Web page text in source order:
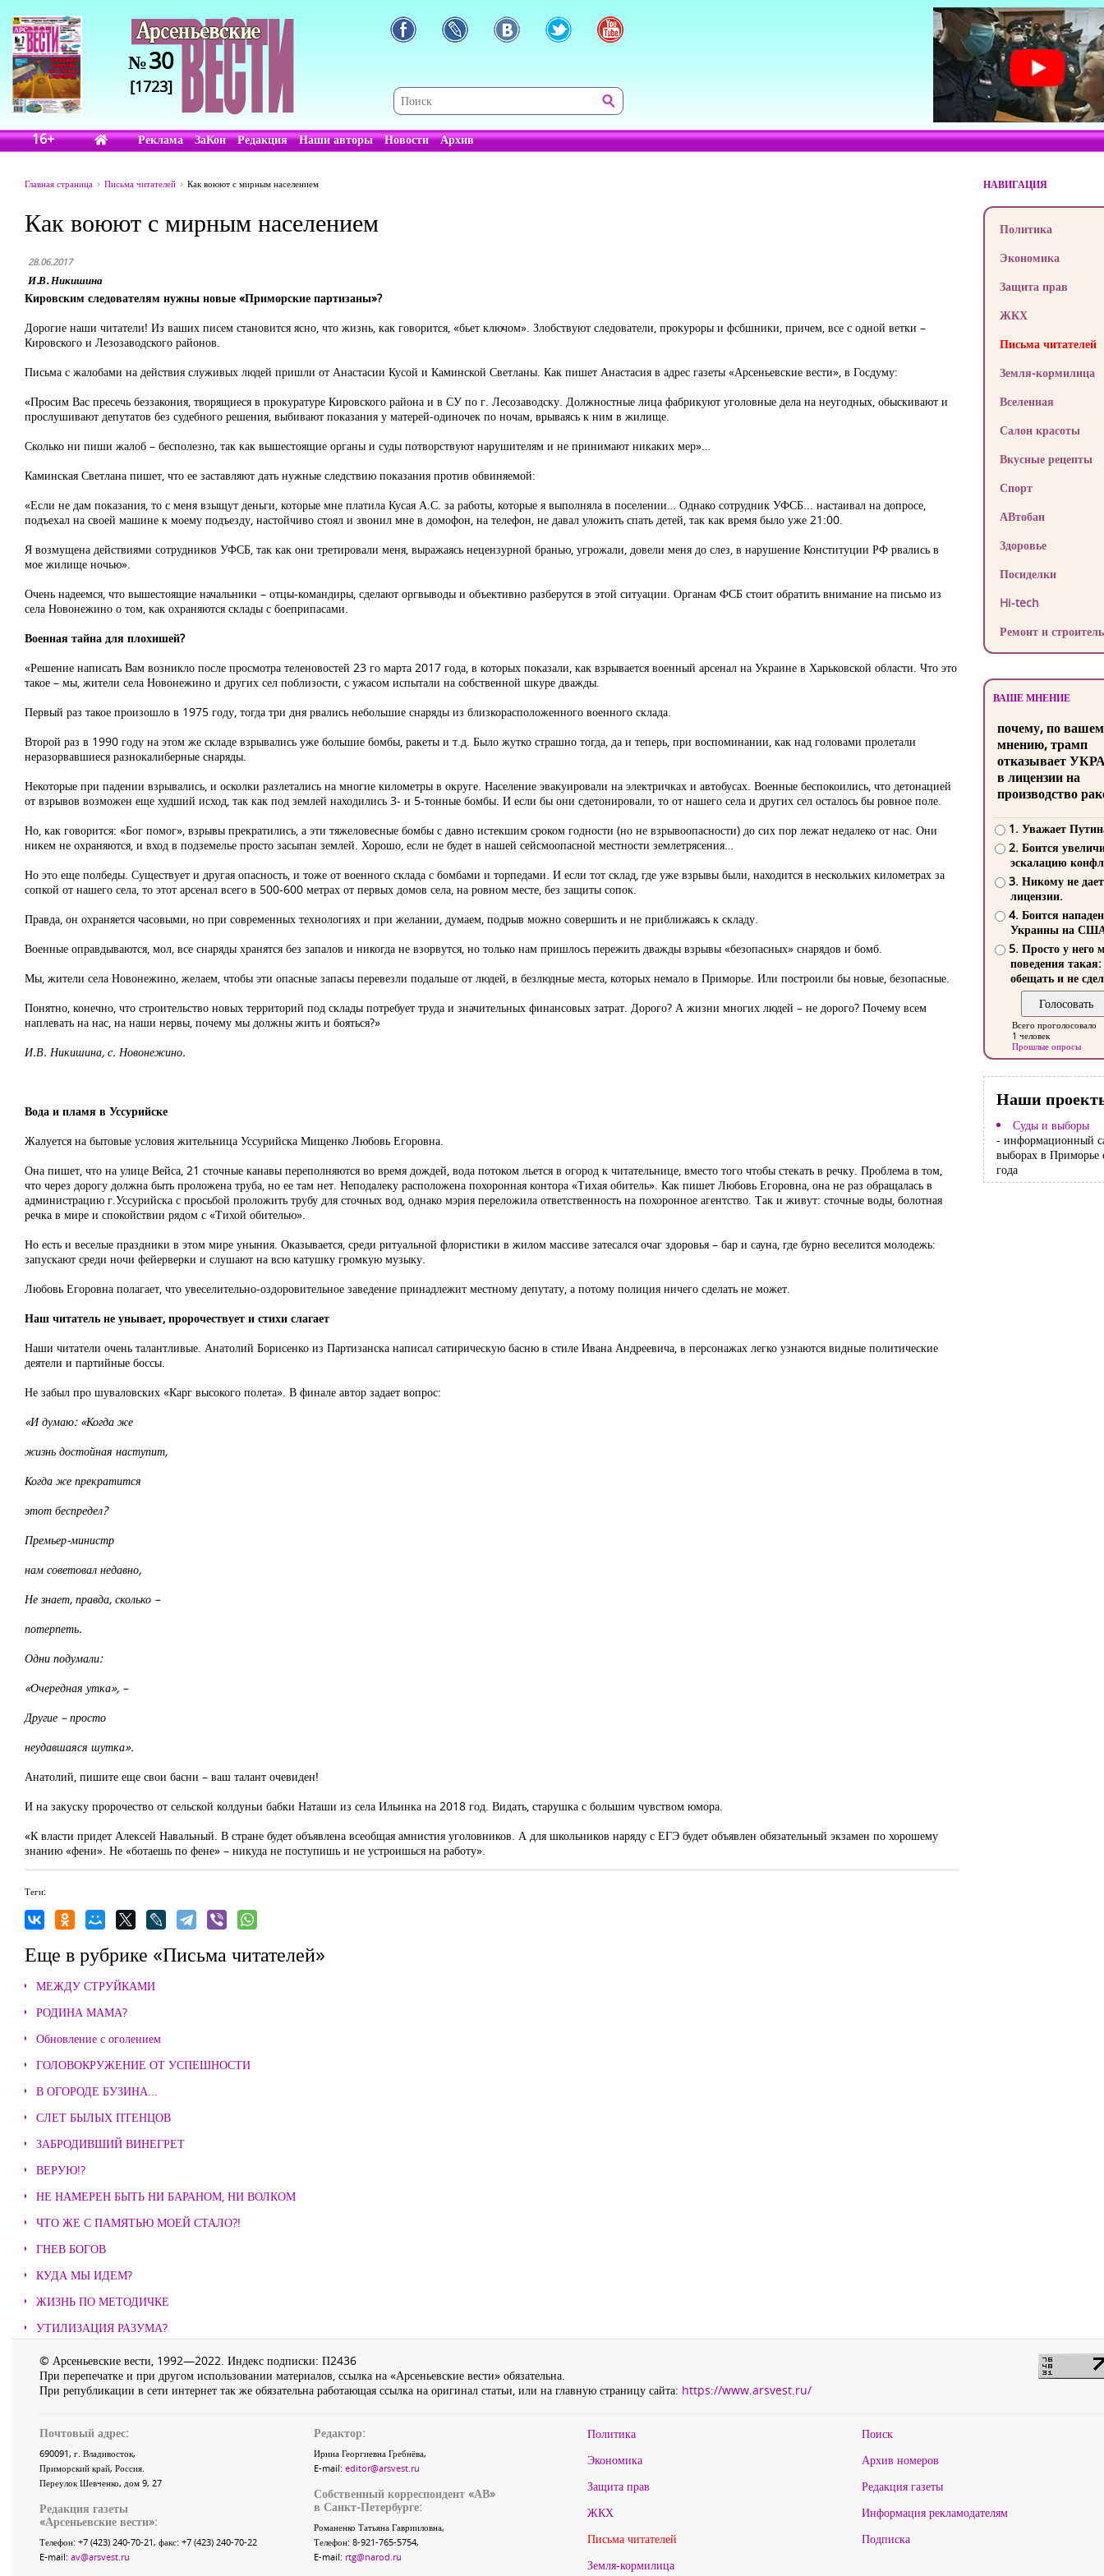
№30
[1723]
16+ Реклама ЗаКон Редакция Наши авторы Новости Архив
Главная страница Письма читателей Как воюют с мирным населением
Как воюют с мирным населением
28.06.2017
И.В. Никишина
Кировским следователям нужны новые «Приморские партизаны»?
Дорогие наши читатели! Из ваших писем становится ясно, что жизнь, как говорится, «бьет ключом». Злобствуют следователи, прокуроры и фсбшники, причем, все с одной ветки –
Кировского и Лезозаводского районов.
Письма с жалобами на действия служивых людей пришли от Анастасии Кусой и Каминской Светланы. Как пишет Анастасия в адрес газеты «Арсеньевские вести», в Госдуму:
«Просим Вас пресечь беззакония, творящиеся в прокуратуре Кировского района и в СУ по г. Лесозаводску. Должностные лица фабрикуют уголовные дела на неугодных, обыскивают и
прослушивают депутатов без судебного решения, выбивают показания у матерей-одиночек по ночам, врываясь к ним в жилище.
Сколько ни пиши жалоб – бесполезно, так как вышестоящие органы и суды потворствуют нарушителям и не принимают никаких мер»…
Каминская Светлана пишет, что ее заставляют дать нужные следствию показания против обвиняемой:
«Если не дам показания, то с меня взыщут деньги, которые мне платила Кусая А.С. за работы, которые я выполняла в поселении… Однако сотрудник УФСБ... настаивал на допросе,
подъехал на своей машине к моему подъезду, настойчиво стоял и звонил мне в домофон, на телефон, не давал уложить спать детей, так как время было уже 21:00.
Я возмущена действиями сотрудников УФСБ, так как они третировали меня, выражаясь нецензурной бранью, угрожали, довели меня до слез, в нарушение Конституции РФ рвались в
мое жилище ночью».
Очень надеемся, что вышестоящие начальники – отцы-командиры, сделают оргвыводы и объективно разберутся в этой ситуации. Органам ФСБ стоит обратить внимание на письмо из
села Новонежино о том, как охраняются склады с боеприпасами.
Военная тайна для плохишей?
«Решение написать Вам возникло после просмотра теленовостей 23 го марта 2017 года, в которых показали, как взрывается военный арсенал на Украине в Харьковской области. Что это
такое – мы, жители села Новонежино и других сел поблизости, с ужасом испытали на собственной шкуре дважды.
Первый раз такое произошло в 1975 году, тогда три дня рвались небольшие снаряды из близкорасположенного военного склада.
Второй раз в 1990 году на этом же складе взрывались уже большие бомбы, ракеты и т.д. Было жутко страшно тогда, да и теперь, при воспоминании, как над головами пролетали
неразорвавшиеся разнокалиберные снаряды.
Некоторые при падении взрывались, и осколки разлетались на многие километры в округе. Население эвакуировали на электричках и автобусах. Военные беспокоились, что детонацией
от взрывов возможен еще худший исход, так как под землей находились 3- и 5-тонные бомбы. И если бы они сдетонировали, то от нашего села и других сел осталось бы ровное поле.
Но, как говорится: «Бог помог», взрывы прекратились, а эти тяжеловесные бомбы с давно истекшим сроком годности (но не взрывоопасности) до сих пор лежат недалеко от нас. Они
никем не охраняются, и вход в подземелье просто засыпан землей. Хорошо, если не будет в нашей сейсмоопасной местности землетрясения…
Но это еще полбеды. Существует и другая опасность, и тоже от военного склада с бомбами и торпедами. И если тот склад, где уже взрывы были, находится в нескольких километрах за
сопкой от нашего села, то этот арсенал всего в 500-600 метрах от первых домов села, на ровном месте, без защиты сопок.
Правда, он охраняется часовыми, но при современных технологиях и при желании, думаем, подрыв можно совершить и не приближаясь к складу.
Военные оправдываются, мол, все снаряды хранятся без запалов и никогда не взорвутся, но только нам пришлось пережить дважды взрывы «безопасных» снарядов и бомб.
Мы, жители села Новонежино, желаем, чтобы эти опасные запасы перевезли подальше от людей, в безлюдные места, которых немало в Приморье. Или построили бы новые, безопасные.
Понятно, конечно, что строительство новых территорий под склады потребует труда и значительных финансовых затрат. Дорого? А жизни многих людей – не дорого? Почему всем
наплевать на нас, на наши нервы, почему мы должны жить и бояться?»
И.В. Никишина, с. Новонежино.
Вода и пламя в Уссурийске
Жалуется на бытовые условия жительница Уссурийска Мищенко Любовь Егоровна.
Она пишет, что на улице Вейса, 21 сточные канавы переполняются во время дождей, вода потоком льется в огород к читательнице, вместо того чтобы стекать в речку. Проблема в том,
что через дорогу должна быть проложена труба, но ее там нет. Неподалеку расположена похоронная контора «Тихая обитель». Как пишет Любовь Егоровна, она не раз обращалась в
администрацию г.Уссурийска с просьбой проложить трубу для сточных вод, однако мэрия переложила ответственность на похоронное агентство. Так и живут: сточные воды, болотная
речка в мире и спокойствии рядом с «Тихой обителью».
Но есть и веселые праздники в этом мире уныния. Оказывается, среди ритуальной флористики в жилом массиве затесался очаг здоровья – бар и сауна, где бурно веселится молодежь:
запускают среди ночи фейерверки и слушают на всю катушку громкую музыку.
Любовь Егоровна полагает, что увеселительно-оздоровительное заведение принадлежит местному депутату, а потому полиция ничего сделать не может.
Наш читатель не унывает, пророчествует и стихи слагает
Наши читатели очень талантливые. Анатолий Борисенко из Партизанска написал сатирическую басню в стиле Ивана Андреевича, в персонажах легко узнаются видные политические
деятели и партийные боссы.
Не забыл про шуваловских «Карг высокого полета». В финале автор задает вопрос:
«И думаю: «Когда же
жизнь достойная наступит,
Когда же прекратится
этот беспредел?
Премьер-министр
нам советовал недавно,
Не знает, правда, сколько –
потерпеть.
Одни подумали:
«Очередная утка», –
Другие – просто
неудавшаяся шутка».
Анатолий, пишите еще свои басни – ваш талант очевиден!
И на закуску пророчество от сельской колдуньи бабки Наташи из села Ильинка на 2018 год. Видать, старушка с большим чувством юмора.
«К власти придет Алексей Навальный. В стране будет объявлена всеобщая амнистия уголовников. А для школьников наряду с ЕГЭ будет объявлен обязательный экзамен по хорошему
знанию «фени». Не «ботаешь по фене» – никуда не поступишь и не устроишься на работу».
Теги:
Еще в рубрике «Письма читателей»
МЕЖДУ СТРУЙКАМИ
РОДИНА МАМА?
Обновление с оголением
ГОЛОВОКРУЖЕНИЕ ОТ УСПЕШНОСТИ
В ОГОРОДЕ БУЗИНА...
СЛЕТ БЫЛЫХ ПТЕНЦОВ
ЗАБРОДИВШИЙ ВИНЕГРЕТ
ВЕРУЮ!?
НЕ НАМЕРЕН БЫТЬ НИ БАРАНОМ, НИ ВОЛКОМ
ЧТО ЖЕ С ПАМЯТЬЮ МОЕЙ СТАЛО?!
ГНЕВ БОГОВ
КУДА МЫ ИДЕМ?
ЖИЗНЬ ПО МЕТОДИЧКЕ
УТИЛИЗАЦИЯ РАЗУМА?
НАВИГАЦИЯ
Политика
Экономика
Защита прав
ЖКХ
Письма читателей
Земля-кормилица
Вселенная
Салон красоты
Вкусные рецепты
Спорт
АВтобан
Здоровье
Посиделки
Hi-tech
Ремонт и
ВАШЕ МНЕНИЕ
почему, по
мнению, трамп
отказывает
в лицензии на
производство
1. Уважает
2. Боится
эскалацию
3. Никому не
лицензии.
4. Боится
Украины на
5. Просто у него
поведения такая:
обещать и не
Всего проголосовало
1 человек
Прошлые опросы
Наши
Суды и выборы
- информационный
выборах в Приморье
года
© Арсеньевские вести, 1992—2022. Индекс подписки: П2436
При перепечатке и при другом использовании материалов, ссылка на «Арсеньевские вести» обязательна.
При републикации в сети интернет так же обязательна работающая ссылка на оригинал статьи, или на главную страницу сайта: https://www.arsvest.ru/
Почтовый адрес:
690091, г. Владивосток,
Приморский край, Россия.
Переулок Шевченко, дом 9, 27
Редакция газеты
«Арсеньевские вести»:
Телефон: +7 (423) 240-70-21, факс: +7 (423) 240-70-22
E-mail: av@arsvest.ru
Редактор:
Ирина Георгиевна Гребнёва,
E-mail: editor@arsvest.ru
Собственный корреспондент «АВ»
в Санкт-Петербурге:
Романенко Татьяна Гаврииловна,
Телефон: 8-921-765-5754,
E-mail: rtg@narod.ru
Политика
Экономика
Защита прав
ЖКХ
Письма читателей
Земля-кормилица
Поиск
Архив номеров
Редакция газеты
Информация рекламодателям
Подписка